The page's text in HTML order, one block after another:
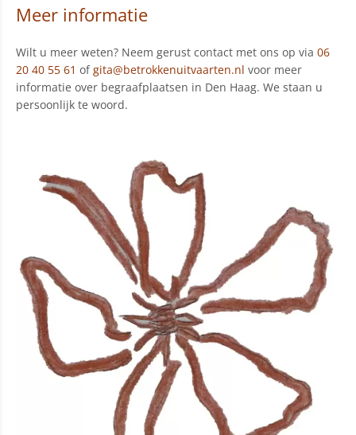
Meer informatie
Wilt u meer weten? Neem gerust contact met ons op via 06
20 40 55 61 ofgita@betrokkenuitvaarten.nl voor meer
informatie over begraafplaatsen in Den Haag. We staan u
persoonlijk te woord.